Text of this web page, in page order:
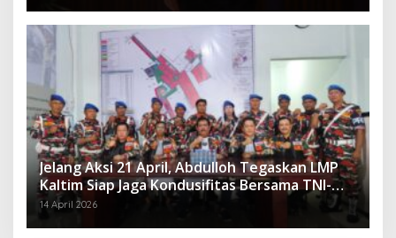
Jelang Aksi 21 April, Abdulloh Tegaskan LMP
Kaltim Siap Jaga Kondusifitas Bersama TNI-
Polri
14 April 2026